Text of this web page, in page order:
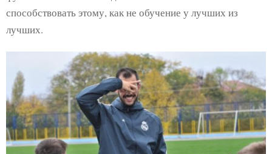
способствовать этому, как не обучение у лучших из
лучших.